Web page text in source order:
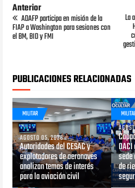
Anterior
ADAFP participa en misión de la
FIAP a Washington para sesiones con
el BM, BID y FMI
La
PUBLICACIONES RELACIONADAS
MILITAR
AGOSTO 05, 2026
Autoridades del CESAC y
explotadores de aeronaves
analizan temas de interés
para la aviación civil
de